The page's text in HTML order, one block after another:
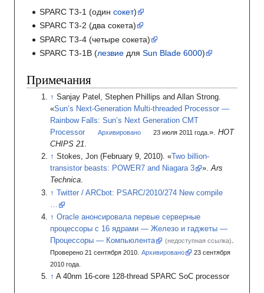
SPARC T3-1 (одинсокет)
SPARC T3-2 (два сокета)
SPARC T3-4 (четыре сокета)
SPARC T3-1B (лезвие дляSun Blade 6000)
Примечания
Sanjay Patel, Stephen Phillips and Allan Strong.
«Sun’s Next-Generation Multi-threaded Processor —
Rainbow Falls: Sun’s Next Generation CMT
Processor
Архивировано 23 июля 2011 года.».HOT
CHIPS 21.
Stokes, Jon (February 9, 2010). « Two billion-
transistor beasts: POWER7 and Niagara 3
».Ars
Technica.
Twitter / ARCbot: PSARC/2010/274 New compile
Oracle анонсировала первые серверные
процессоры с 16 ядрами — Железо и гаджеты —
Процессоры — Компьюлента
(недоступная ссылка).
Проверено 21 сентября 2010. Архивировано 23 сентября
2010 года.
A 40nm 16-core 128-thread SPARC SoC processor